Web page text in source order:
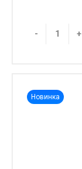
- +
Новинка